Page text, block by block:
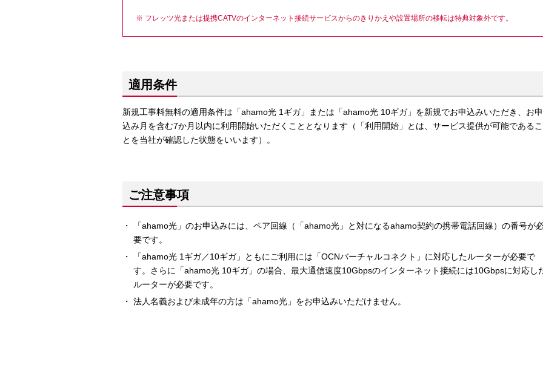
フレッツ光または提携CATVのインターネット接続サービスからのきりかえや設置場所の移転は特典対象外です。
適用条件
新規工事料無料の適用条件は「ahamo光 1ギガ」または「ahamo光 10ギガ」を新規でお申込みいただき、お申
込み月を含む7か月以内に利用開始いただくこととなります（「利用開始」とは、サービス提供が可能であるこ
とを当社が確認した状態をいいます）。
ご注意事項
「ahamo光」のお申込みには、ペア回線（「ahamo光」と対になるahamo契約の携帯電話回線）の番号が
要です。
「ahamo光 1ギガ／10ギガ」ともにご利用には「OCNバーチャルコネクト」に対応したルーターが必要で
す。さらに「ahamo光 10ギガ」の場合、最大通信速度10Gbpsのインターネット接続には10Gbpsに対応し
ルーターが必要です。
法人名義および未成年の方は「ahamo光」をお申込みいただけません。